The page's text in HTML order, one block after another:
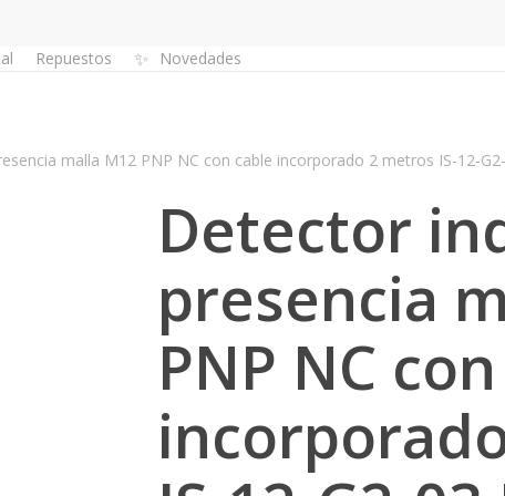
Repuestos ✨ Novedades
malla M12 PNP NC con cable incorporado 2 metros IS-12-
Detector
presencia
PNP NC